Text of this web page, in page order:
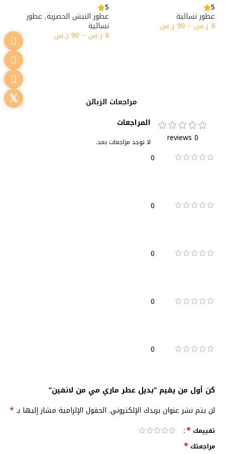
5
عطور نسائية
8 ر.س –
90 ر.س
5
عطور النيش الحصرية, عطور
نسائية
8 ر.س –
90 ر.س
مراجعات الزبائن
0 reviews
0
0
0
0
0
المراجعات
لا توجد مراجعات بعد.
كن أول من يقيم “بديل عطر ماري مي من لانفين”
لن يتم نشر عنوان بريدك الإلكتروني. الحقول الإلزامية مشار إليها بـ *
تقييمك *
مراجعتك *